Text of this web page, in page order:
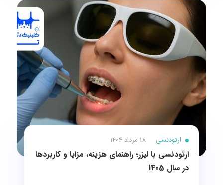
ارتودنسی 18 مرداد 1404
ارتودنسی با لیزر؛ راهنمای هزینه، مزایا و کاربردها
در سال 1405